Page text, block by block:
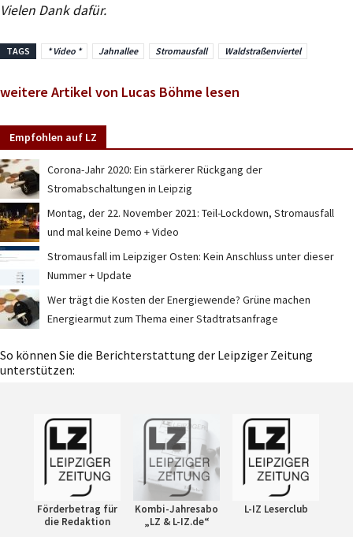
Vielen Dank dafür.
TAGS * Video * Jahnallee Stromausfall Waldstraßenviertel
weitere Artikel von Lucas Böhme lesen
Empfohlen auf LZ
Corona-Jahr 2020: Ein stärkerer Rückgang der
Stromabschaltungen in Leipzig
Montag, der 22. November 2021: Teil-Lockdown, Stromausfall
und mal keine Demo + Video
Stromausfall im Leipziger Osten: Kein Anschluss unter dieser
Nummer + Update
Wer trägt die Kosten der Energiewende? Grüne machen
Energiearmut zum Thema einer Stadtratsanfrage
So können Sie die Berichterstattung der Leipziger Zeitung
unterstützen:
Förderbetrag für
die Redaktion
Kombi-Jahresabo
„LZ & L-IZ.de“
L-IZ Leserclub